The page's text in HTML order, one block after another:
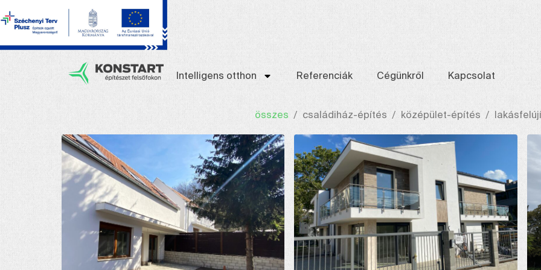
Intelligens otthon Referenciák Cégünkről Kapcsolat
összes / családiház-építés / középület-építés /